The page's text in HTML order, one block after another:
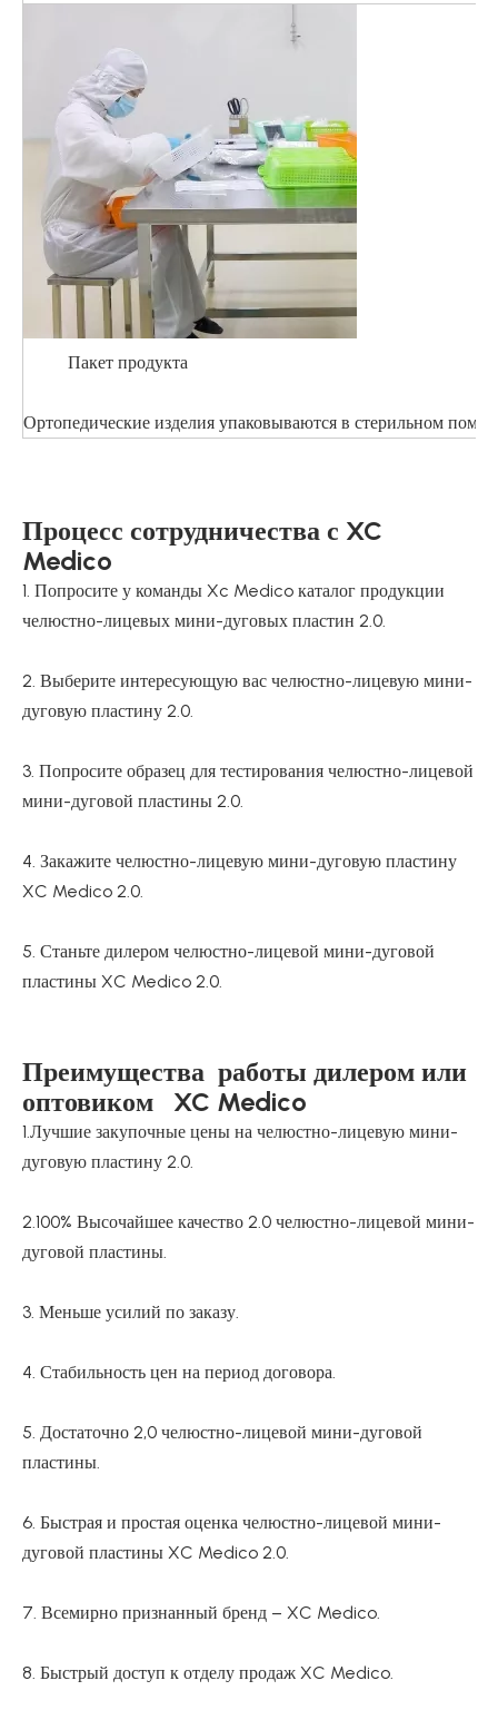
Пакет продукта
Ортопедические изделия упаковываются в стерильном
Процесс сотрудничества с XC
Medico
1. Попросите у команды Xc Medico каталог продукции
челюстно-лицевых мини-дуговых пластин 2.0.
2. Выберите интересующую вас челюстно-лицевую мини-
дуговую пластину 2.0.
3. Попросите образец для тестирования челюстно-лицевой
мини-дуговой пластины 2.0.
4. Закажите челюстно-лицевую мини-дуговую пластину
XC Medico 2.0.
5. Станьте дилером челюстно-лицевой мини-дуговой
пластины XC Medico 2.0.
Преимущества работы дилером или
оптовиком XC Medico
1.Лучшие закупочные цены на челюстно-лицевую мини-
дуговую пластину 2.0.
2.100% Высочайшее качество 2.0 челюстно-лицевой мини-
дуговой пластины.
3. Меньше усилий по заказу.
4. Стабильность цен на период договора.
5. Достаточно 2,0 челюстно-лицевой мини-дуговой
пластины.
6. Быстрая и простая оценка челюстно-лицевой мини-
дуговой пластины XC Medico 2.0.
7. Всемирно признанный бренд – XC Medico.
8. Быстрый доступ к отделу продаж XC Medico.